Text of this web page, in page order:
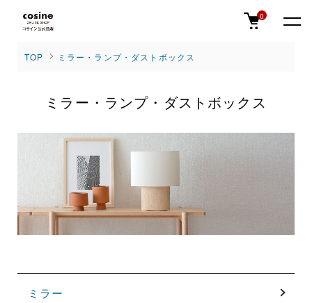
0
TOP ミラー・ランプ・ダストボックス
ミラー・ランプ・ダストボックス
ミラー